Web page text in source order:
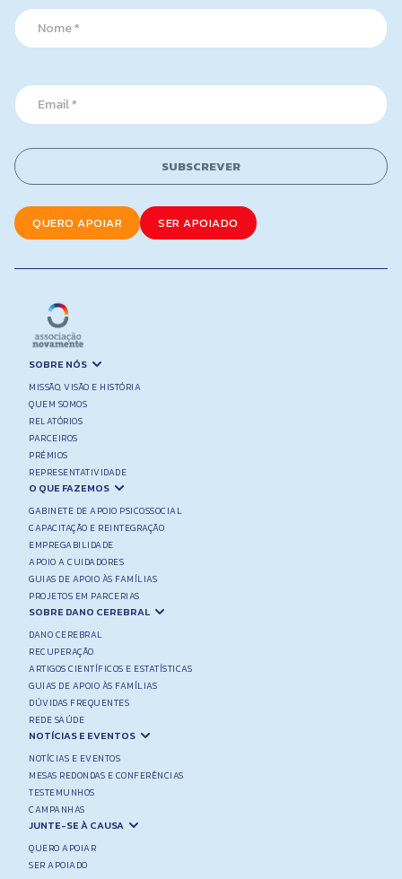
a
m
N
a
m
E
m
a
l
*
SUBSCREVER
QUERO APOIAR SER APOIADO
SOBRE NÓS
MISSÃO, VISÃO E HISTÓRIA
QUEM SOMOS
RELATÓRIOS
PARCEIROS
PRÉMIOS
REPRESENTATIVIDADE
O QUE FAZEMOS
GABINETE DE APOIO PSICOSSOCIAL
CAPACITAÇÃO E REINTEGRAÇÃO
EMPREGABILIDADE
APOIO A CUIDADORES
GUIAS DE APOIO ÀS FAMÍLIAS
PROJETOS EM PARCERIAS
SOBRE DANO CEREBRAL
DANO CEREBRAL
RECUPERAÇÃO
ARTIGOS CIENTÍFICOS E ESTATÍSTICAS
GUIAS DE APOIO ÀS FAMÍLIAS
DÚVIDAS FREQUENTES
REDE SAÚDE
NOTÍCIAS E EVENTOS
NOTÍCIAS E EVENTOS
MESAS REDONDAS E CONFERÊNCIAS
TESTEMUNHOS
CAMPANHAS
JUNTE-SE À CAUSA
QUERO APOIAR
SER APOIADO